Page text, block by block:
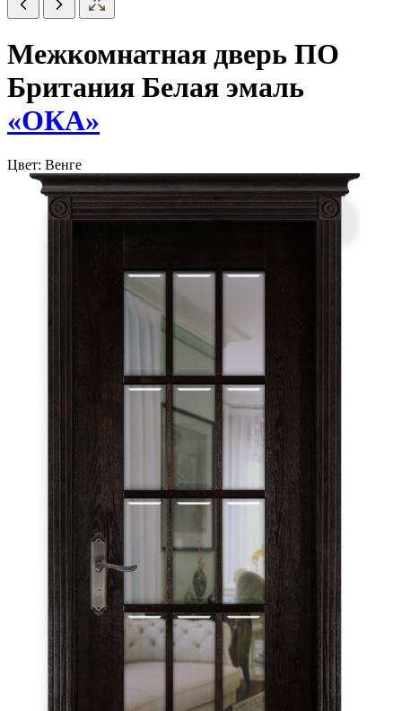
Межкомнатная дверь ПО
Британия Белая эмаль
«ОКА»
Цвет: Венге